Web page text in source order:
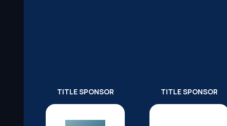
TITLE SPONSOR TITLE SPONSOR